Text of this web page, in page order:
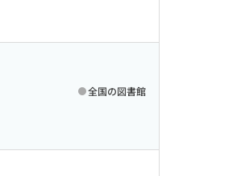
全国の図書館